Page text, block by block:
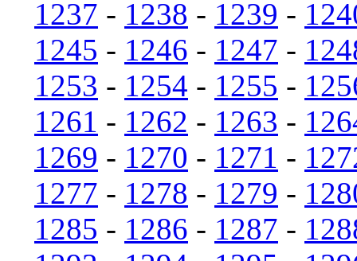
1237 - 1238 - 1239 -
1245 - 1246 - 1247 -
1253 - 1254 - 1255 -
1261 - 1262 - 1263 -
1269 - 1270 - 1271 -
1277 - 1278 - 1279 -
1285 - 1286 - 1287 -